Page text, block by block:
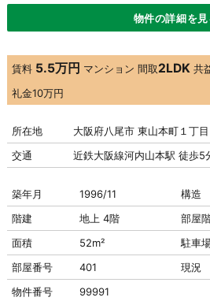
物件の詳細を見
賃料 5.5万円 マンション 間取2LDK 共
礼金10万円
所在地
大阪府八尾市 東山本町１
交通
近鉄大阪線河内山本駅 徒歩5
築年月 1996/11 構造
階建
地上 4階
部屋
面積
52m²
駐車
部屋番号
401 現況
物件番号
99991